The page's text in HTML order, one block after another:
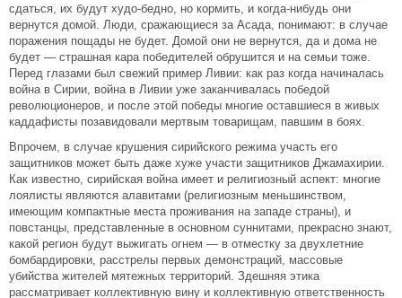
сдаться, их будут худо-бедно, но кормить, и когда-нибудь они
вернутся домой. Люди, сражающиеся за Асада, понимают: в случае
поражения пощады не будет. Домой они не вернутся, да и дома не
будет — страшная кара победителей обрушится и на семьи тоже.
Перед глазами был свежий пример Ливии: как раз когда начиналась
война в Сирии, война в Ливии уже заканчивалась победой
революционеров, и после этой победы многие оставшиеся в живых
каддафисты позавидовали мертвым товарищам, павшим в боях.
Впрочем, в случае крушения сирийского режима участь его
защитников может быть даже хуже участи защитников Джамахирии.
Как известно, сирийская война имеет и религиозный аспект: многие
лоялисты являются алавитами (религиозным меньшинством,
имеющим компактные места проживания на западе страны), и
повстанцы, представленные в основном суннитами, прекрасно знают,
какой регион будут выжигать огнем — в отместку за двухлетние
бомбардировки, расстрелы первых демонстраций, массовые
убийства жителей мятежных территорий. Здешняя этика
рассматривает коллективную вину и коллективную ответственность